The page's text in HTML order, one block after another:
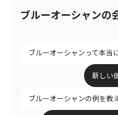
ブルーオーシャンの
ブルーオーシャンって本当
新しい
ブルーオーシャンの例を教